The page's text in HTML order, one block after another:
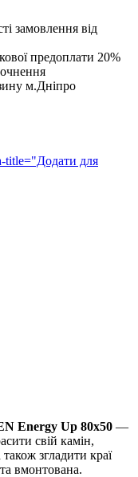
замовлення від
предоплати 20%
м.Дніпро
title="Додати для
Energy Up 80х50 —
свій камін,
згладити краї
вмонтована.